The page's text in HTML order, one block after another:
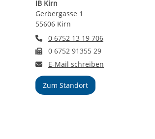
IB Kirn
Gerbergasse 1
55606 Kirn
Telefonnummer
0 6752 13 19 706
Faxnummer
0 6752 91355 29
E-Mail an IB Kirn
E-Mail schreiben
Zum Standort